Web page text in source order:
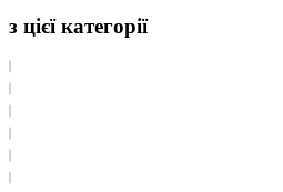
з цієї категорії